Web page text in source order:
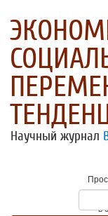
Научный журнал
* - в